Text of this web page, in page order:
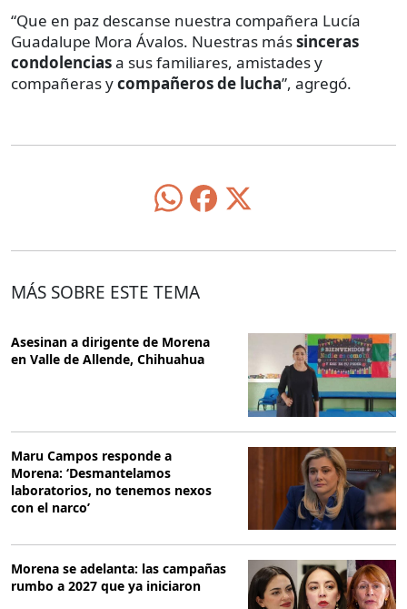
“Que en paz descanse nuestra compañera Lucía
Guadalupe Mora Ávalos. Nuestras mássinceras
condolenciasa sus familiares, amistades y
compañeras ycompañeros de lucha”, agregó.
MÁS SOBRE ESTE TEMA
Asesinan a dirigente de Morena
en Valle de Allende, Chihuahua
Maru Campos responde a
Morena: ‘Desmantelamos
laboratorios, no tenemos nexos
con el narco’
Morena se adelanta: las campañas
rumbo a 2027 que ya iniciaron